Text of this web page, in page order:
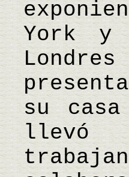
York y
su
llevó